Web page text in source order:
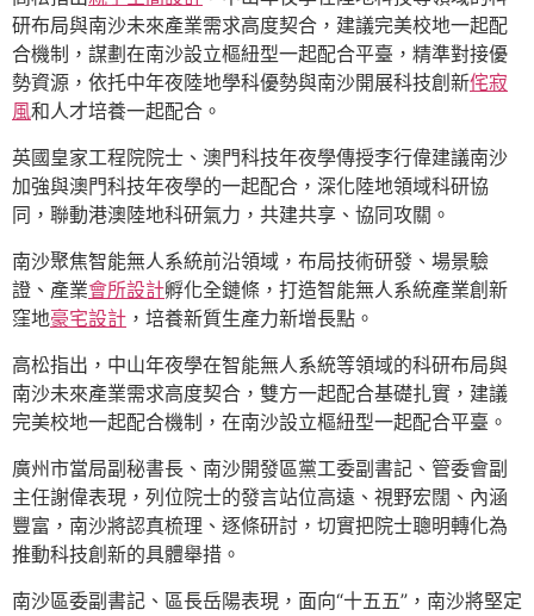
研布局與南沙未來產業需求高度契合，建議完美校地一起配
合機制，謀劃在南沙設立樞紐型一起配合平臺，精準對接優
勢資源，依托中年夜陸地學科優勢與南沙開展科技創新侘寂
風和人才培養一起配合。
英國皇家工程院院士、澳門科技年夜學傳授李行偉建議南沙
加強與澳門科技年夜學的一起配合，深化陸地領域科研協
同，聯動港澳陸地科研氣力，共建共享、協同攻關。
南沙聚焦智能無人系統前沿領域，布局技術研發、場景驗
證、產業會所設計孵化全鏈條，打造智能無人系統產業創新
窪地豪宅設計 ，培養新質生產力新增長點。
高松指出，中山年夜學在智能無人系統等領域的科研布局與
南沙未來產業需求高度契合，雙方一起配合基礎扎實，建議
完美校地一起配合機制，在南沙設立樞紐型一起配合平臺。
廣州市當局副秘書長、南沙開發區黨工委副書記、管委會副
主任謝偉表現，列位院士的發言站位高遠、視野宏闊、內涵
豐富，南沙將認真梳理、逐條研討，切實把院士聰明轉化為
推動科技創新的具體舉措。
南沙區委副書記、區長岳陽表現，面向“十五五”，南沙將堅定